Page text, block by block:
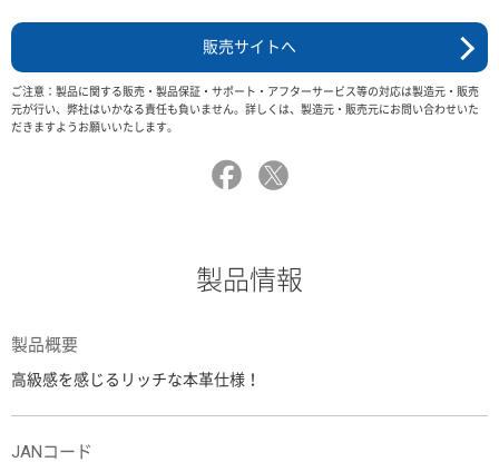
販売サイトへ
ご注意：製品に関する販売・製品保証・サポート・アフターサービス等の対応は製造元・販売
元が行い、弊社はいかなる責任も負いません。詳しくは、製造元・販売元にお問い合わせいた
だきますようお願いいたします。
製品情報
製品概要
高級感を感じるリッチな本革仕様！
JANコード